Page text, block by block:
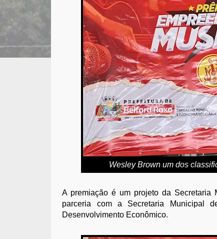
Wesley Brown um dos
A premiação é um projeto da Secretaria
parceria com a Secretaria Municipal
Desenvolvimento Econômico.